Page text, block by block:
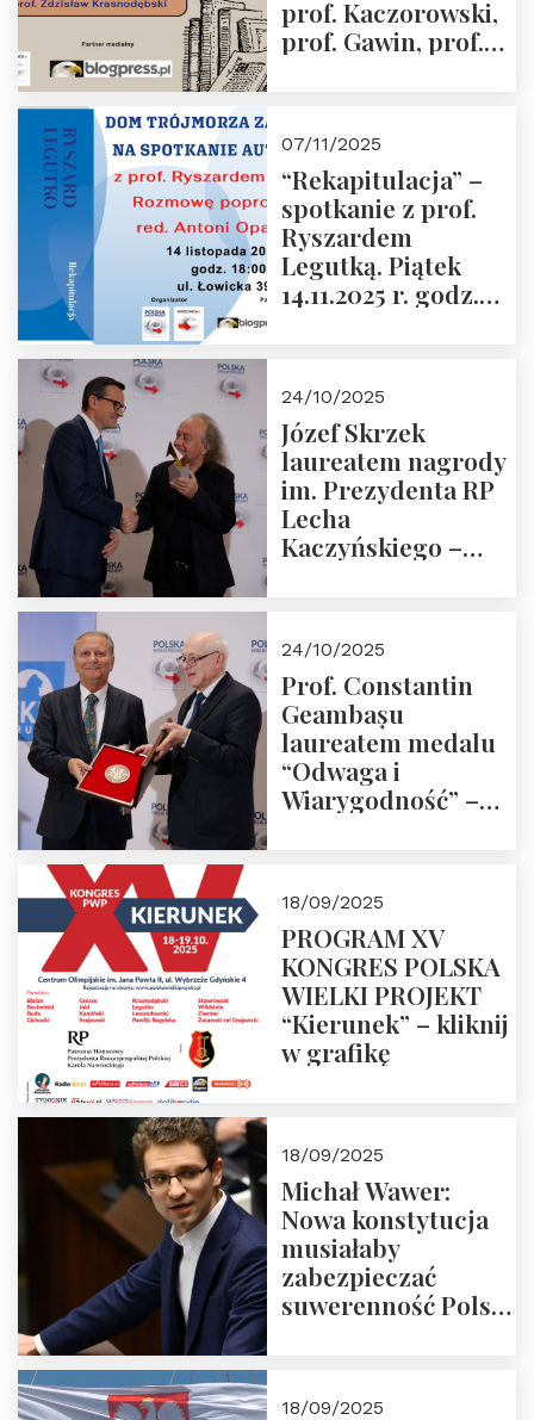
prof. Kaczorowski,
prof. Gawin, prof.
07/11/2025
“Rekapitulacja” –
spotkanie z prof.
Ryszardem
Legutką. Piątek
14.11.2025 r. godz.
24/10/2025
Józef Skrzek
laureatem nagrody
im. Prezydenta RP
Lecha
Kaczyńskiego –
24/10/2025
Prof. Constantin
Geambașu
laureatem medalu
“Odwaga i
Wiarygodność” –
18/09/2025
PROGRAM XV
KONGRES POLSKA
WIELKI PROJEKT
“Kierunek” – kliknij
w grafikę
18/09/2025
Michał Wawer:
Nowa konstytucja
musiałaby
zabezpieczać
suwerenność Polski
18/09/2025